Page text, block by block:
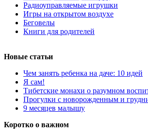
Радиоуправляемые игрушки
Игры на открытом воздухе
Беговелы
Книги для родителей
Новые статьи
Чем занять ребенка на даче: 10 идей
Я сам!
Тибетские монахи о разумном
Прогулки с новорожденным и
9 месяцев малышу
Коротко о важном